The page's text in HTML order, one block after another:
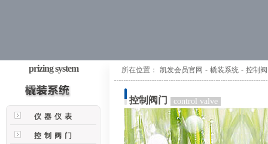
prizing system
仪器仪表
控制阀门
所在位置： 凯发会员官网 - 橇装系统 - 控制
控制阀门 control valve